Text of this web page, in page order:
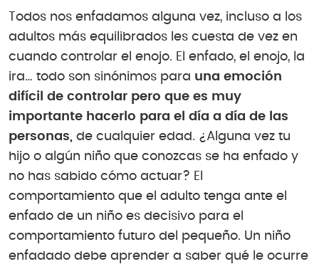
Todos nos enfadamos alguna vez, incluso a los
adultos más equilibrados les cuesta de vez en
cuando controlar el enojo. El enfado, el enojo, la
ira… todo son sinónimos para una emoción
difícil de controlar pero que es muy
importante hacerlo para el día a día de las
personas, de cualquier edad. ¿Alguna vez tu
hijo o algún niño que conozcas se ha enfado y
no has sabido cómo actuar? El
comportamiento que el adulto tenga ante el
enfado de un niño es decisivo para el
comportamiento futuro del pequeño. Un niño
enfadado debe aprender a saber qué le ocurre